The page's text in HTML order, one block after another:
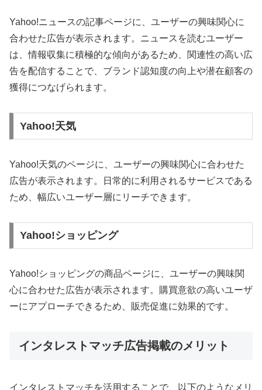
Yahoo!ニュースの記事ページに、ユーザーの興味関心に
合わせた広告が表示されます。ニュースを読むユーザー
は、情報収集に積極的な傾向があるため、関連性の高い広
告を配信することで、ブランド認知度の向上や潜在顧客の
獲得につなげられます。
Yahoo!天気
Yahoo!天気のページに、ユーザーの興味関心に合わせた
広告が表示されます。日常的に利用されるサービスである
ため、幅広いユーザー層にリーチできます。
Yahoo!ショッピング
Yahoo!ショッピングの商品ページに、ユーザーの興味関
心に合わせた広告が表示されます。購買意欲の高いユーザ
ーにアプローチできるため、販売促進に効果的です。
インタレストマッチ広告掲載のメリット
インタレストマッチを活用することで、以下のようなメリ